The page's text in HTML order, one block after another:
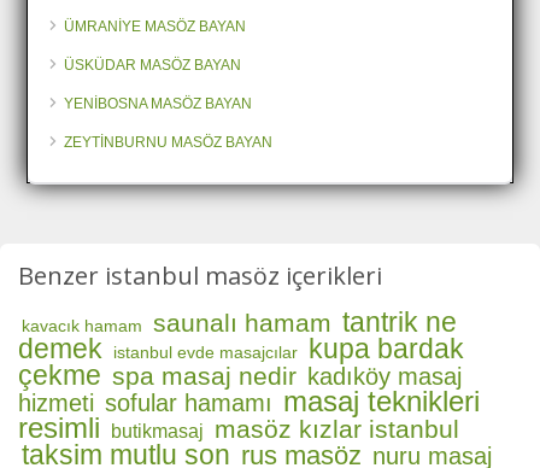
ÜMRANİYE MASÖZ BAYAN
ÜSKÜDAR MASÖZ BAYAN
YENİBOSNA MASÖZ BAYAN
ZEYTİNBURNU MASÖZ BAYAN
Benzer istanbul masöz içerikleri
kavacık hamam saunalı hamam tantrik ne
demek
istanbul evde masajcılar
kupa bardak
çekme spa masaj nedir kadıköy masaj
hizmeti sofular hamamı masaj teknikleri
resimli
butikmasaj masöz kızlar istanbul
taksim mutlu son rus masöz nuru masaj